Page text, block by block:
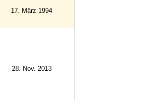
17. März 1994
28. Nov. 2013